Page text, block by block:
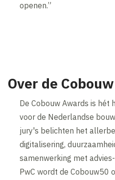
openen.”
Over de
De Cobouw Awards is
voor de Nederlandse
jury's belichten het
digitalisering,
samenwerking met
PwC wordt de Cobouw50